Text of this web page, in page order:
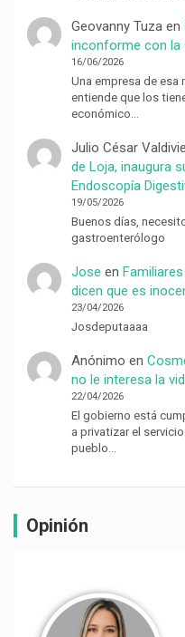
Geovanny Tuzaen
inconforme con la
16/06/2026
Una empresa de esa
entiende que los
económico…
Julio César
de Loja, inaugura
Endoscopía
19/05/2026
Buenos días,
gastroenterólogo
Jose en
dicen que es
23/04/2026
Josdeputaaaa
Anónimo en
no le interesa la
22/04/2026
El gobierno está
a privatizar el
pueblo…
Opinión